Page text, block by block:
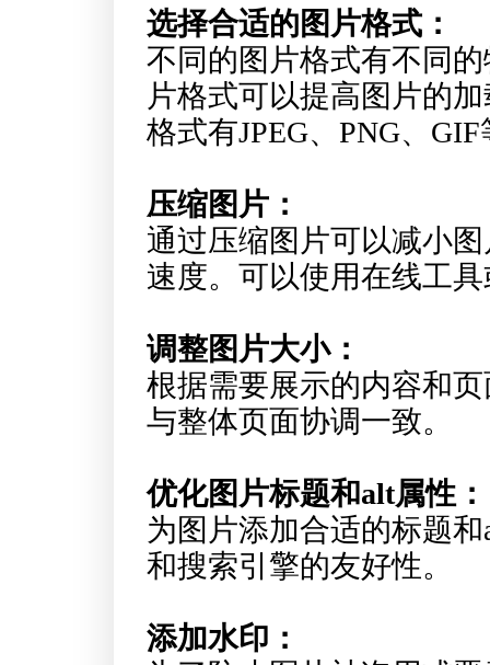
选择合适的图片格式：
不同的图片格式有不同
片格式可以提高图片的
格式有JPEG、PNG、
压缩图片：
通过压缩图片可以减小
速度。可以使用在线工
调整图片大小：
根据需要展示的内容和
与整体页面协调一致。
优化图片标题和alt属性：
为图片添加合适的标题
和搜索引擎的友好性。
添加水印：